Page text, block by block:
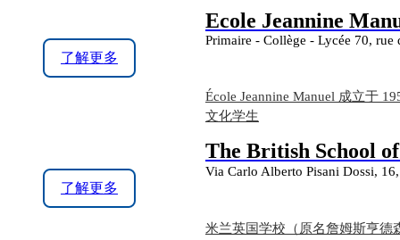
了解更多
Ecole Jeannine
Primaire - Collège - Lycée 70, rue
École Jeannine Manuel 成立于
文化学生
了解更多
The British School
Via Carlo Alberto Pisani Dossi,
米兰英国学校（原名詹姆斯亨德